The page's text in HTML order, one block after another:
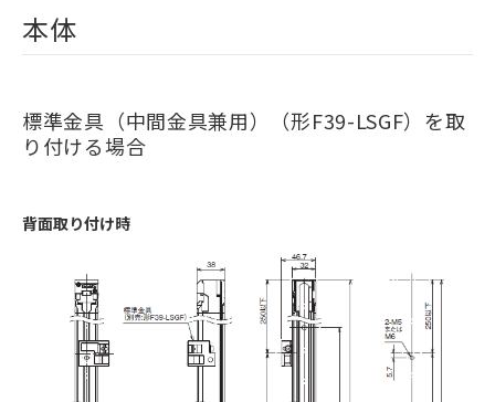
本体
標準金具（中間金具兼用）（形F39-LSGF）を取
り付ける場合
背面取り付け時